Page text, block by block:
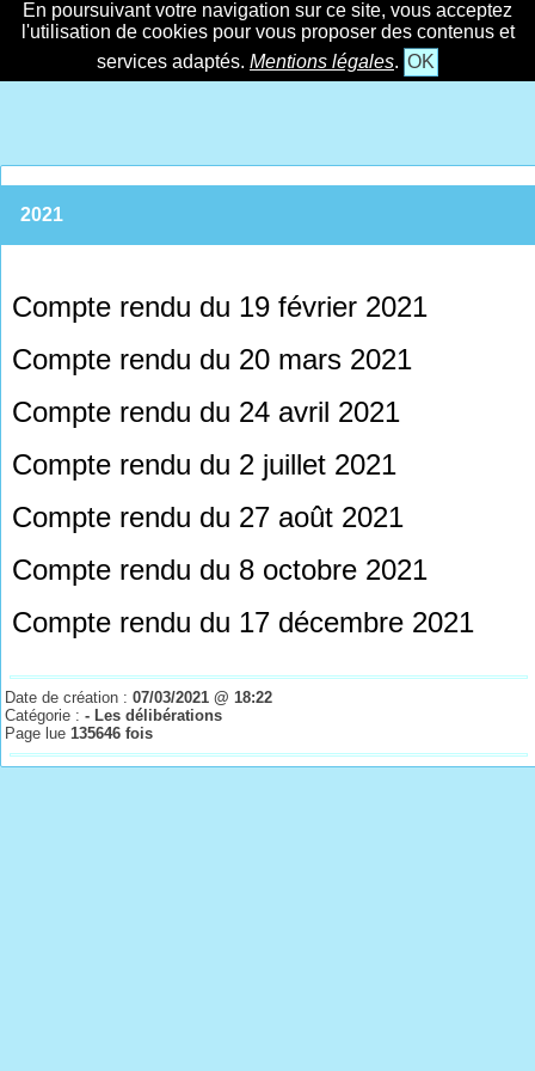
En poursuivant votre navigation sur ce site, vous acceptez
l'utilisation de cookies pour vous proposer des contenus et
services adaptés. Mentions légales. OK
2021
Compte rendu du 19 février 2021
Compte rendu du 20 mars 2021
Compte rendu du 24 avril 2021
Compte rendu du 2 juillet 2021
Compte rendu du 27 août 2021
Compte rendu du 8 octobre 2021
Compte rendu du 17 décembre 2021
Date de création :07/03/2021 @ 18:22
Catégorie :- Les délibérations
Page lue135646 fois